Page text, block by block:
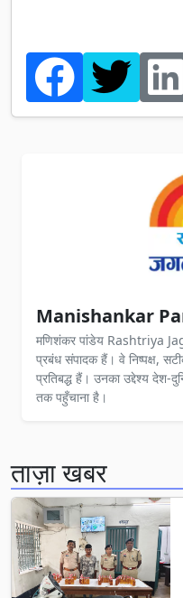
Manishankar
मणिशंकर पांडेय Rashtriya
प्रबंध संपादक हैं। वे निष्पक्ष,
प्रतिबद्ध हैं। उनका उद्देश्य देश-
तक पहुँचाना है।
ताज़ा खबर